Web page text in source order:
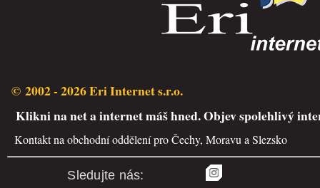
© 2002 - 2026 Eri Internet s.r.o.
Klikni na net a internet máš hned. Objev spolehlivý
Kontakt na obchodní oddělení pro Čechy, Moravu a Slezsko
Sledujte nás: